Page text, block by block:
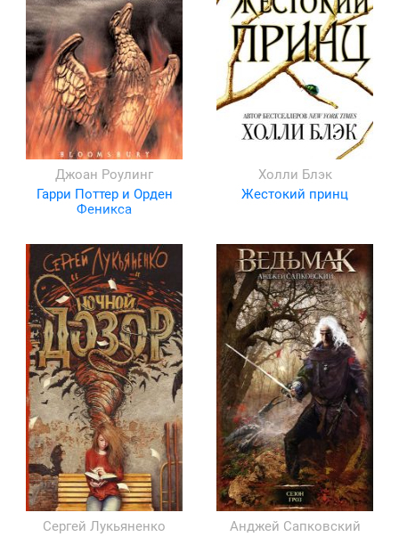
Джоан Роулинг
Гарри Поттер и Орден
Феникса
Холли Блэк
Жестокий принц
Сергей Лукьяненко
Анджей Сапковский